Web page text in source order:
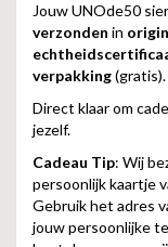
Jouw UNOde50
verzonden in
verpakking(gratis).
Direct klaar om
jezelf.
Cadeau Tip: Wij
persoonlijk kaartje
Gebruik het adres
jouw persoonlijke